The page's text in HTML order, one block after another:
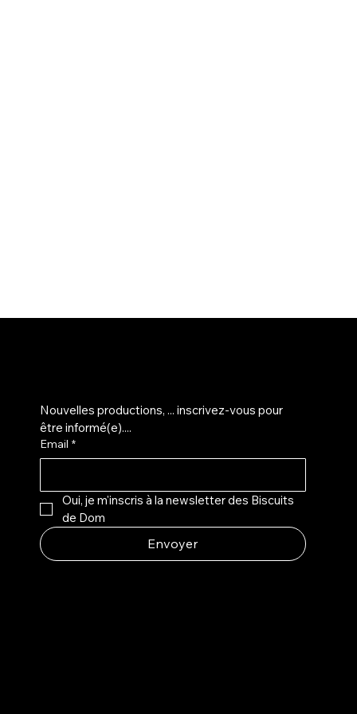
Nouvelles productions, ... inscrivez-vous pour
être informé(e)....
Email *
Oui, je m'inscris à la newsletter des Biscuits
de Dom
Envoyer